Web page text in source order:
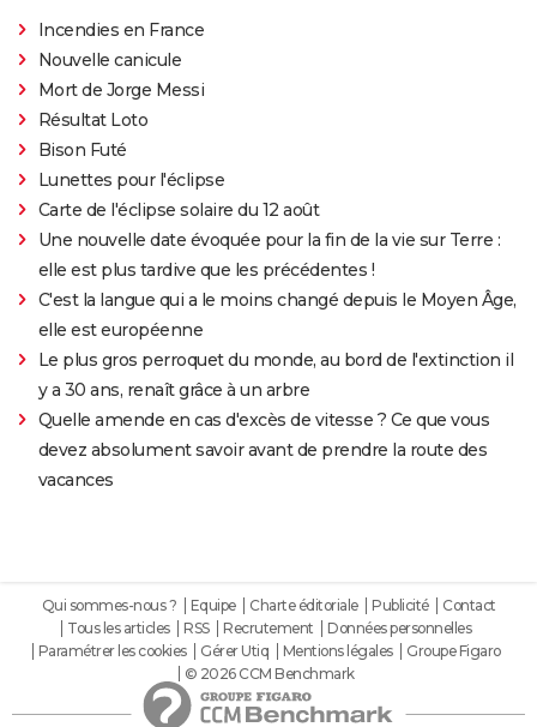
Incendies en France
Nouvelle canicule
Mort de Jorge Messi
Résultat Loto
Bison Futé
Lunettes pour l'éclipse
Carte de l'éclipse solaire du 12 août
Une nouvelle date évoquée pour la fin de la vie sur Terre :
elle est plus tardive que les précédentes !
C'est la langue qui a le moins changé depuis le Moyen Âge,
elle est européenne
Le plus gros perroquet du monde, au bord de l'extinction il
y a 30 ans, renaît grâce à un arbre
Quelle amende en cas d'excès de vitesse ? Ce que vous
devez absolument savoir avant de prendre la route des
vacances
Qui sommes-nous ? Equipe Charte éditoriale Publicité
Contact
Tous les articles
RSS Recrutement
Données personnelles
Paramétrer les cookies
Gérer Utiq Mentions légales
Groupe Figaro
© 2026 CCM Benchmark